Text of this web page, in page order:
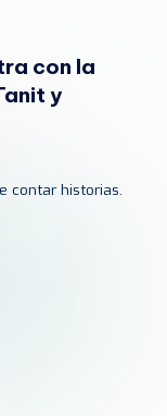
con la
y
contar historias.